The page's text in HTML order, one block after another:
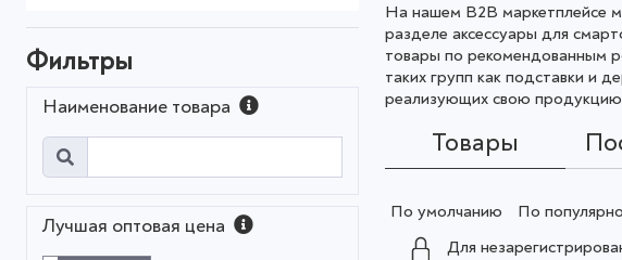
Фильтры
Наименование товара
Лучшая оптовая цена
На нашем B2B маркетплейсе
разделе аксессуары для
товары по рекомендованным
таких групп как подставки и
реализующих свою продукцию
Товары
По умолчанию По
Для